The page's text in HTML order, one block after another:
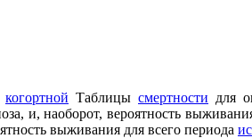
когортной Таблицы смертности для
и, наоборот, вероятность
выживания для всего периода